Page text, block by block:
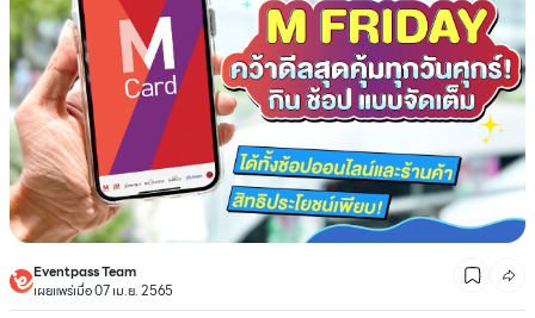
Eventpass Team
เผยแพร่เมื่อ 07 เม.ย. 2565